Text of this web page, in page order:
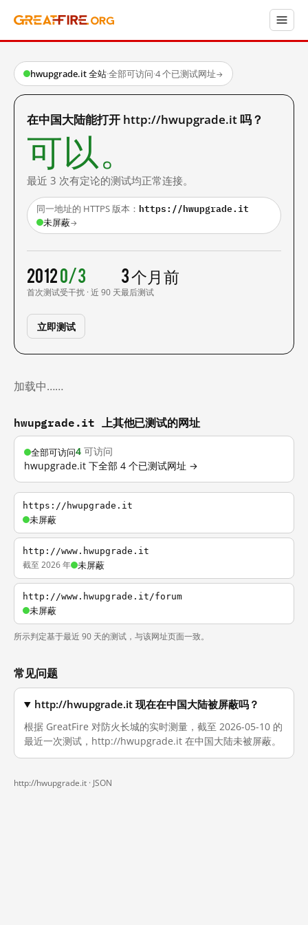
hwupgrade.it 全站·全部可访问·4 个已测试网址→
在中国大陆能打开 http://hwupgrade.it 吗？
可以。
最近 3 次有定论的测试均正常连接。
同一地址的 HTTPS 版本： https://hwupgrade.it
未屏蔽→
2012
首次测试
0/3
受干扰 · 近 90 天
3 个月前
最后测试
立即测试
加载中……
hwupgrade.it 上其他已测试的网址
全部可访问4 可访问
hwupgrade.it 下全部 4 个已测试网址 →
https://hwupgrade.it
未屏蔽
http://www.hwupgrade.it
截至 2026 年 未屏蔽
http://www.hwupgrade.it/forum
未屏蔽
所示判定基于最近 90 天的测试，与该网址页面一致。
常见问题
http://hwupgrade.it 现在在中国大陆被屏蔽吗？
根据 GreatFire 对防火长城的实时测量，截至 2026-05-10 的
最近一次测试，http://hwupgrade.it 在中国大陆未被屏蔽。
http://hwupgrade.it · JSON